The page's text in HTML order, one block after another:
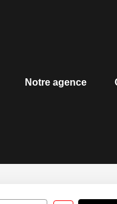
Notre agence